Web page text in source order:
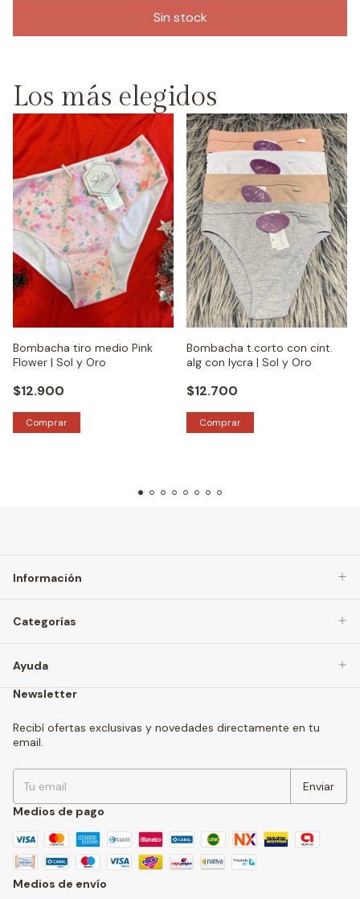
Los más elegidos
Bombacha tiro medio Pink
Flower | Sol y Oro
$12.900
Comprar
Bombacha t.corto con cint.
alg con lycra | Sol y Oro
$12.700
Comprar
Información
Categorías
Ayuda
Newsletter
Recibí ofertas exclusivas y novedades directamente en tu
email.
Medios de pago
Medios de envío